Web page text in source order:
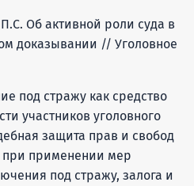
Об активной роли суда в
доказывании // Уголовное
под стражу как средство
участников уголовного
защита прав и свобод
при применении мер
под стражу, залога и